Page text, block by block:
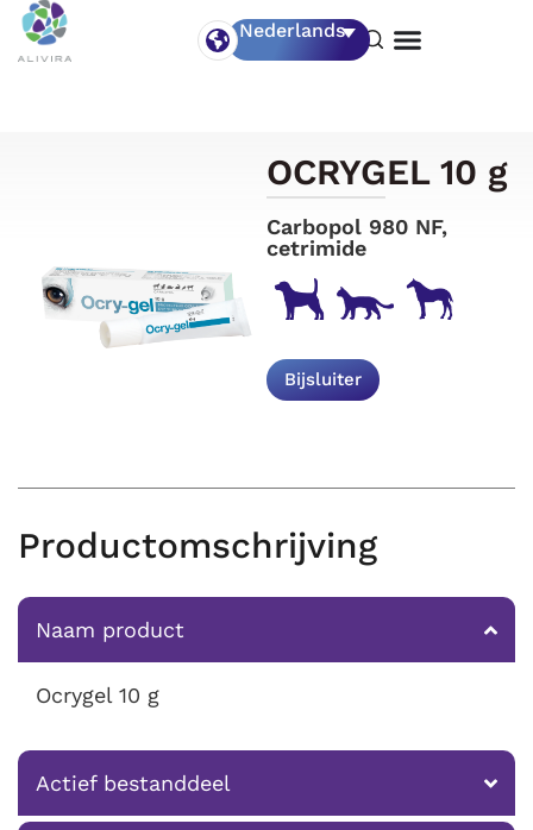
Nederlands
OCRYGEL 10 g
Carbopol 980 NF,
cetrimide
Bijsluiter
Productomschrijving
Naam product
Ocrygel 10 g
Actief bestanddeel